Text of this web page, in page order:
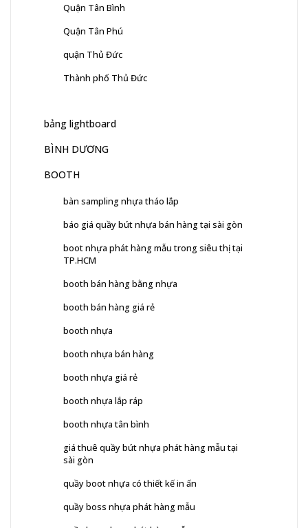
Quận Tân Bình
Quận Tân Phú
quận Thủ Đức
Thành phố Thủ Đức
bảng lightboard
BÌNH DƯƠNG
BOOTH
bàn sampling nhựa tháo lắp
báo giá quầy bút nhựa bán hàng tại sài gòn
boot nhựa phát hàng mẫu trong siêu thị tại
TP.HCM
booth bán hàng bằng nhựa
booth bán hàng giá rẻ
booth nhựa
booth nhựa bán hàng
booth nhựa giá rẻ
booth nhựa lắp ráp
booth nhựa tân bình
giá thuê quầy bút nhựa phát hàng mẫu tại
sài gòn
quầy boot nhựa có thiết kế in ấn
quầy boss nhựa phát hàng mẫu